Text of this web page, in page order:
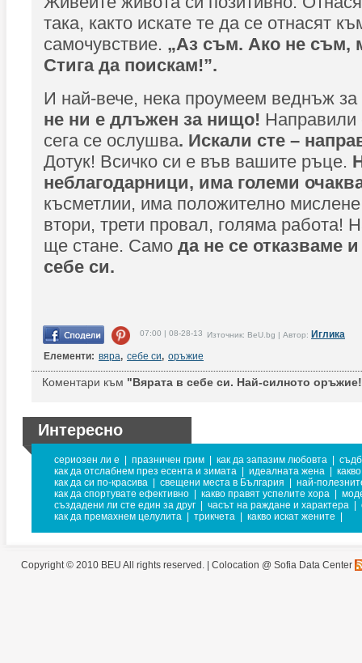
така, както искате те да се отнасят
самочувствие. „Аз съм. Ако не съм,
Стига да поискам!”.
И най-вече, нека проумеем веднъж
не ни е длъжен за нищо! Направили
сега се ослушва. Искали сте –
Дотук! Всичко си е във вашите ръце.
неблагодарници, има големи
късметлии, има положително
втори, трети провал, голяма работа!
ще стане. Само да не се отказваме
себе си.
07:00 | 08-28-13 Източник: BeU.bg | Автор: Иглика
Елементи: вяра, себе си, оръжие
Коментари към "Вярата в себе си. Най-силното
Интересно
сериозен ли е празничен грим как да запазим любовта
как да отслабнем през есента и зимата
идеалната жена
как да си по-красива
свещени места в България
най-
как да спортувате ефективно
какво правят успелите хора
създадени ли сте един за друг
часът на раждане и характера
как да премахнем целулита
трикчета какво искат жените
Copyright © 2010 BEU All rights reserved. | Colocation @ Sofia Data Center